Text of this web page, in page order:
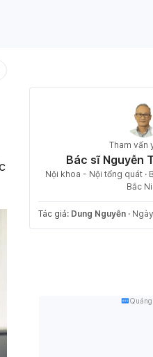
Tham vấn
Bác sĩ Nguyễn
Nội khoa - Nội tổng quát ·
Bắc
Tác giả: Dung Nguyễn ·
Quảng